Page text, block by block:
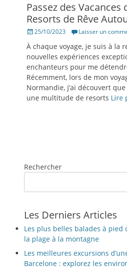
Passez des Vacances
Resorts de Rêve
Posté25/10/2023 Laisser un
À chaque voyage, je suis à la
nouvelles expériences
enchanteurs pour me
Récemment, lors de mon
Normandie, j’ai découvert
une multitude de resorts Lire
Rechercher
Les Derniers Articles
Les plus belles balades à pied
la plage à la montagne
Les meilleures excursions
Barcelone : explorez les